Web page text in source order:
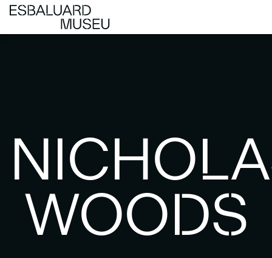
WOODS